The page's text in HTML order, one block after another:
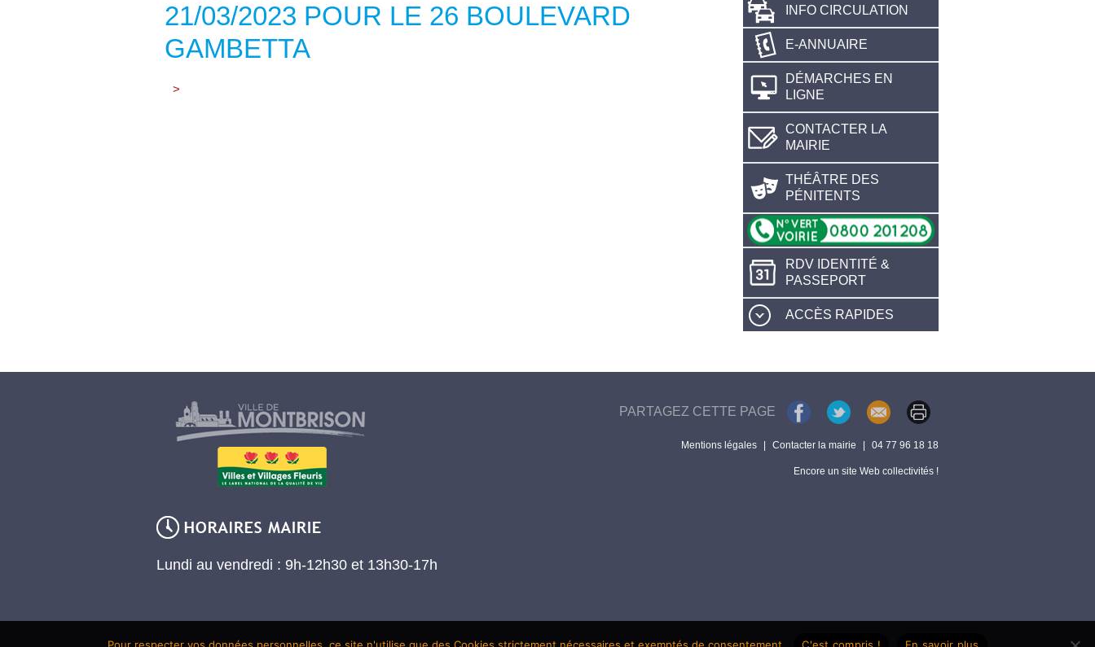
21/03/2023 POUR LE 26 BOULEVARD
GAMBETTA
>
INFO CIRCULATION
E-ANNUAIRE
DÉMARCHES EN
LIGNE
CONTACTER LA
MAIRIE
THÉÂTRE DES
PÉNITENTS
RDV IDENTITÉ &
PASSEPORT
ACCÈS RAPIDES
Lundi au vendredi : 9h-12h30 et 13h30-17h
PARTAGEZ CETTE PAGE
Mentions légales Contacter la mairie 04 77 96 18 18
Encore un site Web collectivités !